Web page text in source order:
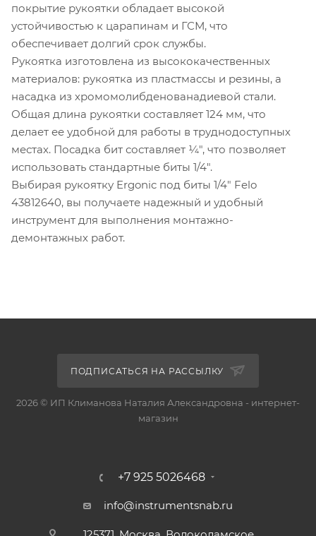
покрытие рукоятки обладает высокой
устойчивостью к царапинам и ГСМ, что
обеспечивает долгий срок службы.
Рукоятка изготовлена из высококачественных
материалов: рукоятка из пластмассы и резины, а
насадка из хромомолибденованадиевой стали.
Общая длина рукоятки составляет 124 мм, что
делает ее удобной для работы в труднодоступных
местах. Посадка бит составляет ¼", что позволяет
использовать стандартные биты 1/4".
Выбирая рукоятку Ergonic под биты 1/4" Felo
43812640, вы получаете надежный и удобный
инструмент для выполнения монтажно-
демонтажных работ.
ПОДПИСАТЬСЯ НА РАССЫЛКУ
2026 © ИП Климанова Наталия Александровна - интернет-
магазин
+7 925 5026468
info@instrumentsnab.ru